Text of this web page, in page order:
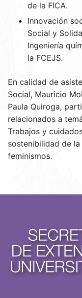
de la FICA.
Innovación
Social y
Ingeniería
la FCEJS.
En calidad de
Social, Mauricio
Paula Quiroga,
relacionados a
Trabajos y
sostenibilidad de
feminismos.